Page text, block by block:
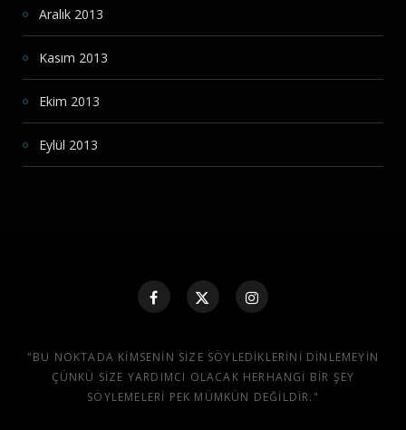
Aralık 2013
Kasım 2013
Ekim 2013
Eylül 2013
"BU NOKTADA KIMSENIN SIZE SÖYLEDIKLERINI DINLEMEYIN
ÇÜNKÜ SIZE YARDIMCI OLACAK HERHANGI BIR ŞEY
SÖYLEMELERI PEK MÜMKÜN DEĞILDIR."